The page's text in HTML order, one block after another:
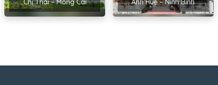
Chị Thái – Móng Cái Anh Huế – Ninh Bình